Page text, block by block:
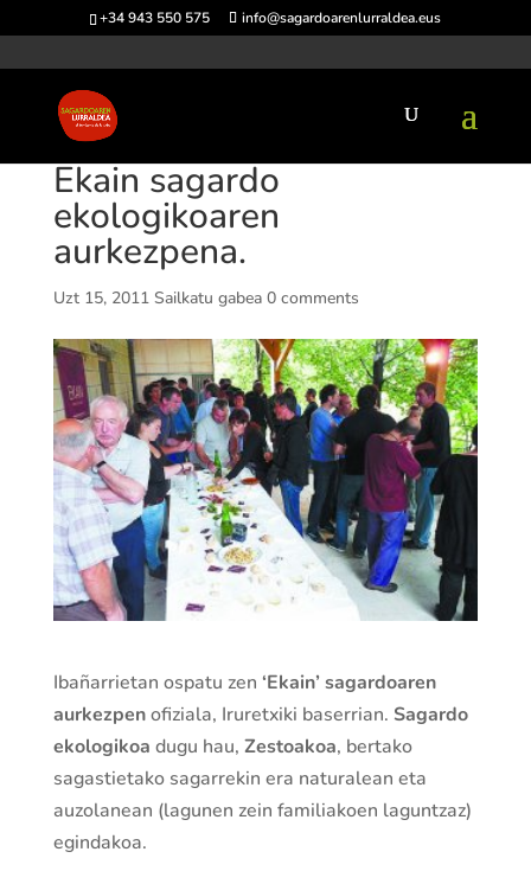
+34 943 550 575 info@sagardoarenlurraldea.eus
Ekain sagardo
ekologikoaren
aurkezpena.
Uzt 15, 2011 Sailkatu gabea 0 comments
Ibañarrietan ospatu zen ‘Ekain’ sagardoaren
aurkezpenofiziala, Iruretxiki baserrian. Sagardo
ekologikoa dugu hau, Zestoakoa, bertako
sagastietako sagarrekin era naturalean eta
auzolanean (lagunen zein familiakoen laguntzaz)
egindakoa.